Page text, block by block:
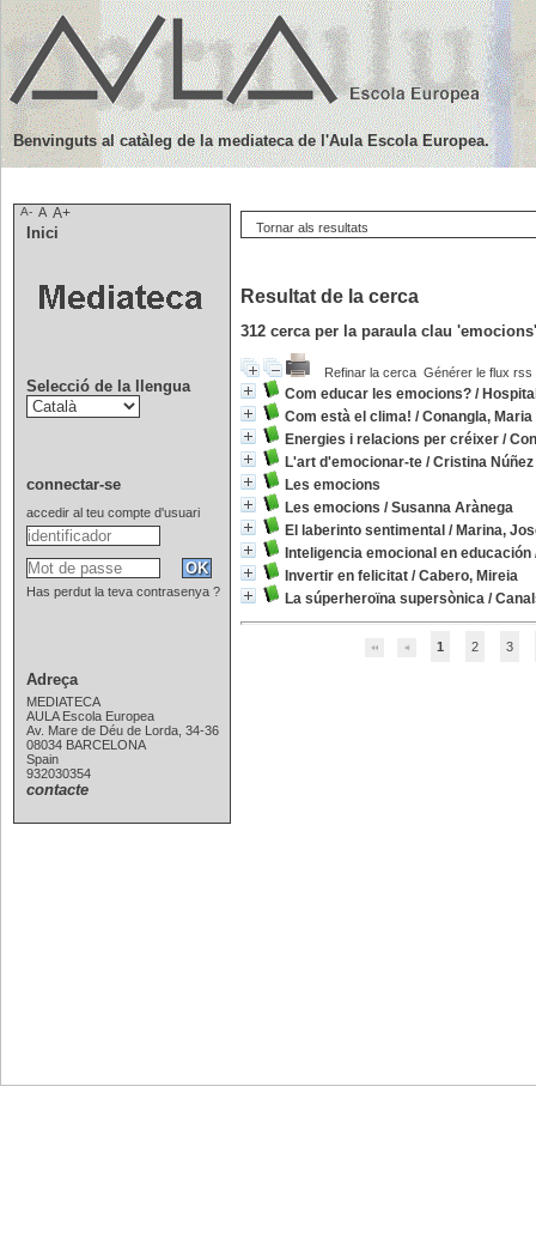
Tornar als resultats
Resultat de la cerca
312 cerca per la paraula clau
Refinar la cerca Générer le flux rss
Com educar les emocions? /
Com està el clima! /Conangla,
Energies i relacions per créixer /
L'art d'emocionar-te /Cristina
Les emocions
Les emocions /Susanna Arànega
El laberinto sentimental / Marina,
Inteligencia emocional en educación
Invertir en felicitat /Cabero, Mireia
La súperheroïna supersònica /
1 2 3
Benvinguts al catàleg de la mediateca de l'Aula Escola Europea.
A- A A+
Inici
Selecció de la llengua
connectar-se
accedir al teu compte d'usuari
Has perdut la teva contrasenya ?
Adreça
MEDIATECA
AULA Escola Europea
Av. Mare de Déu de Lorda, 34-36
08034 BARCELONA
Spain
932030354
contacte